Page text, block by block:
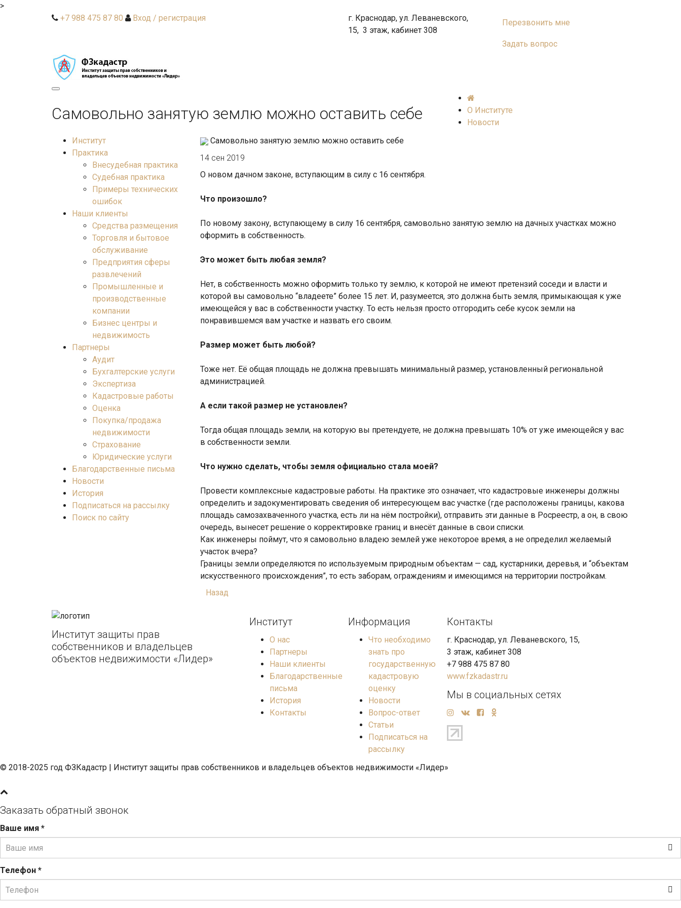
>
+7 988 475 87 80
Вход / регистрация
г. Краснодар, ул. Леваневского,
15, 3 этаж, кабинет 308
Перезвонить мне
Задать вопрос
navigation
Самовольно занятую землю можно оставить себе
О Институте
Новости
Институт
Практика
Внесудебная практика
Судебная практика
Примеры технических
ошибок
Наши клиенты
Средства размещения
Торговля и бытовое
обслуживание
Предприятия сферы
развлечений
Промышленные и
производственные
компании
Бизнес центры и
недвижимость
Партнеры
Аудит
Бухгалтерские услуги
Экспертиза
Кадастровые работы
Оценка
Покупка/продажа
недвижимости
Страхование
Юридические услуги
Благодарственные письма
Новости
История
Подписаться на рассылку
Поиск по сайту
Самовольно занятую землю можно оставить себе
14 сен 2019
О новом дачном законе, вступающим в силу с 16 сентября.
Что произошло?
По новому закону, вступающему в силу 16 сентября, самовольно занятую землю на дачных участках можно
оформить в собственность.
Это может быть любая земля?
Нет, в собственность можно оформить только ту землю, к которой не имеют претензий соседи и власти и
которой вы самовольно “владеете” более 15 лет. И, разумеется, это должна быть земля, примыкающая к уже
имеющейся у вас в собственности участку. То есть нельзя просто отгородить себе кусок земли на
понравившемся вам участке и назвать его своим.
Размер может быть любой?
Тоже нет. Её общая площадь не должна превышать минимальный размер, установленный региональной
администрацией.
А если такой размер не установлен?
Тогда общая площадь земли, на которую вы претендуете, не должна превышать 10% от уже имеющейся у вас
в собственности земли.
Что нужно сделать, чтобы земля официально стала моей?
Провести комплексные кадастровые работы. На практике это означает, что кадастровые инженеры должны
определить и задокументировать сведения об интересующем вас участке (где расположены границы, какова
площадь самозахваченного участка, есть ли на нём постройки), отправить эти данные в Росреестр, а он, в свою
очередь, вынесет решение о корректировке границ и внесёт данные в свои списки.
Как инженеры поймут, что я самовольно владею землей уже некоторое время, а не определил желаемый
участок вчера?
Границы земли определяются по используемым природным объектам — сад, кустарники, деревья, и “объектам
искусственного происхождения”, то есть заборам, ограждениям и имеющимся на территории постройкам.
Назад
Институт защиты прав
собственников и владельцев
объектов недвижимости «Лидер»
Институт
О нас
Партнеры
Наши клиенты
Благодарственные
письма
История
Контакты
Информация
Что необходимо
знать про
государственную
кадастровую
оценку
Новости
Вопрос-ответ
Статьи
Подписаться на
рассылку
Контакты
г. Краснодар, ул. Леваневского, 15,
3 этаж, кабинет 308
+7 988 475 87 80
www.fzkadastr.ru
Мы в социальных сетях
© 2018-2025 год ФЗКадастр | Институт защиты прав собственников и владельцев объектов недвижимости «Лидер»
Заказать обратный звонок
Ваше имя *
Телефон *